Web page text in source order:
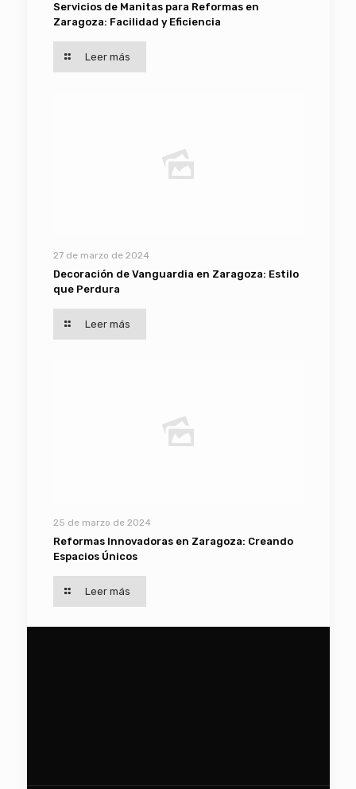
Servicios de Manitas para Reformas en
Zaragoza: Facilidad y Eficiencia
Leer más
27 de marzo de 2024
Decoración de Vanguardia en Zaragoza: Estilo
que Perdura
Leer más
25 de marzo de 2024
Reformas Innovadoras en Zaragoza: Creando
Espacios Únicos
Leer más